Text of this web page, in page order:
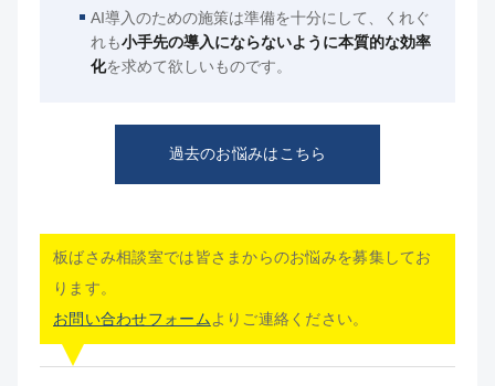
AI導入のための施策は準備を十分にして、くれぐ
れも小手先の導入にならないように本質的な効率
化を求めて欲しいものです。
過去のお悩みはこちら
板ばさみ相談室では皆さまからのお悩みを募集してお
ります。
お問い合わせフォーム よりご連絡ください。